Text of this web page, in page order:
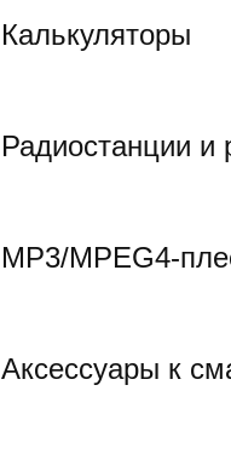
Калькуляторы
Радиостанции и
MP3/MPEG4-
Аксессуары к